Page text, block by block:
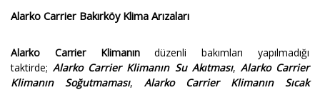
Alarko Carrier Bakırköy Klima Arızaları
Alarko Carrier Klimanındüzenli bakımları yapılmadığı
taktirde;Alarko Carrier Klimanın Su Akıtması, Alarko Carrier
Klimanın Soğutmaması, Alarko Carrier Klimanın Sıcak